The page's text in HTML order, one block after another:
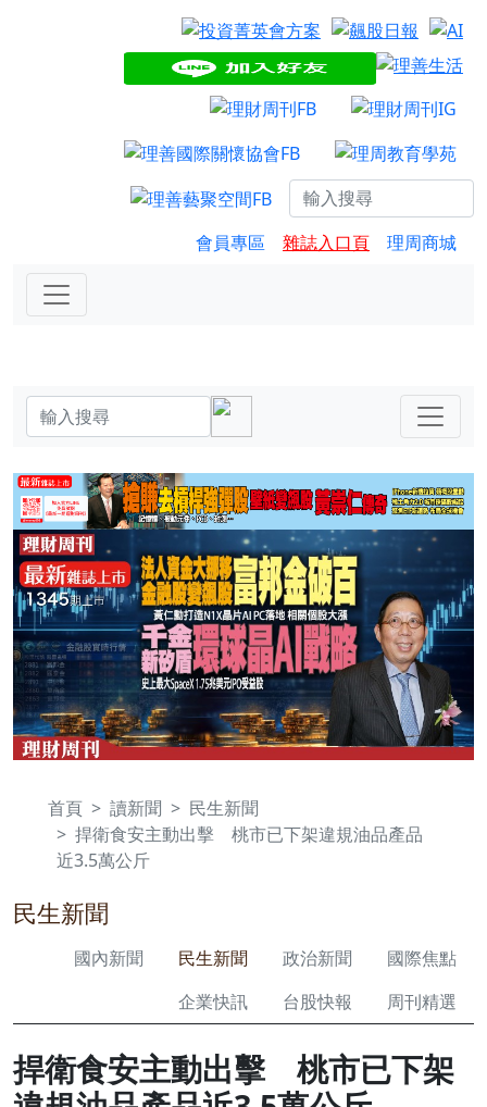
會員專區 雜誌入口頁 理周商城
首頁 讀新聞
民生新聞
捍衛食安主動出擊 桃市已下架違規油品產品
近3.5萬公斤
民生新聞
國內新聞 民生新聞 政治新聞
國際焦點
企業快訊
台股快報 周刊精選
捍衛食安主動出擊 桃市已下架